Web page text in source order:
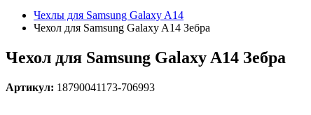
Чехлы для Samsung Galaxy A14
Чехол для Samsung Galaxy A14 Зебра
Чехол для Samsung Galaxy A14 Зебра
Артикул: 18790041173-706993